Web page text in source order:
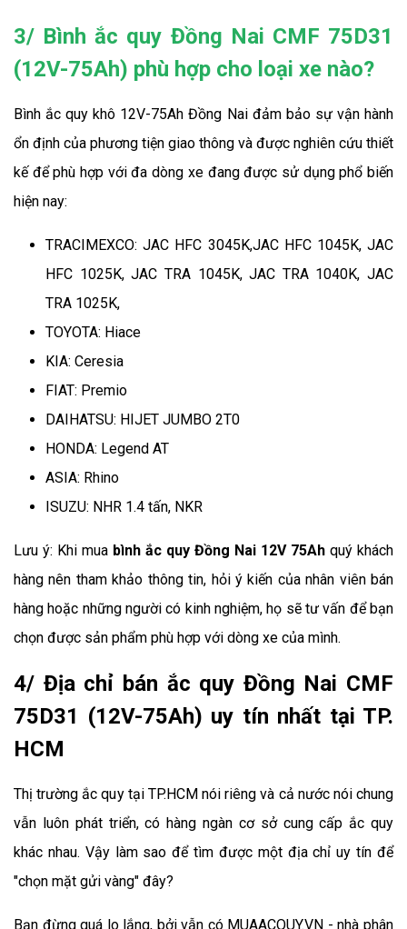
3/ Bình ắc quy Đồng Nai CMF 75D31
(12V-75Ah) phù hợp cho loại xe nào?
Bình ắc quy khô 12V-75Ah Đồng Nai đảm bảo sự vận hành
ổn định của phương tiện giao thông và được nghiên cứu thiết
kế để phù hợp với đa dòng xe đang được sử dụng phổ biến
hiện nay:
TRACIMEXCO: JAC HFC 3045K,JAC HFC 1045K, JAC
HFC 1025K, JAC TRA 1045K, JAC TRA 1040K, JAC
TRA 1025K,
TOYOTA: Hiace
KIA: Ceresia
FIAT: Premio
DAIHATSU: HIJET JUMBO 2T0
HONDA: Legend AT
ASIA: Rhino
ISUZU: NHR 1.4 tấn, NKR
Lưu ý: Khi mua bình ắc quy Đồng Nai 12V 75Ah quý khách
hàng nên tham khảo thông tin, hỏi ý kiến của nhân viên bán
hàng hoặc những người có kinh nghiệm, họ sẽ tư vấn để bạn
chọn được sản phẩm phù hợp với dòng xe của mình.
4/ Địa chỉ bán ắc quy Đồng Nai CMF
75D31 (12V-75Ah) uy tín nhất tại TP.
HCM
Thị trường ắc quy tại TP.HCM nói riêng và cả nước nói chung
vẫn luôn phát triển, có hàng ngàn cơ sở cung cấp ắc quy
khác nhau. Vậy làm sao để tìm được một địa chỉ uy tín để
"chọn mặt gửi vàng" đây?
Bạn đừng quá lo lắng, bởi vẫn có MUAACQUY.VN - nhà phân